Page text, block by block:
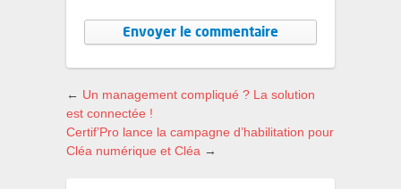
← Un management compliqué ? La solution
est connectée !
Certif’Pro lance la campagne d’habilitation pour
Cléa numérique et Cléa →